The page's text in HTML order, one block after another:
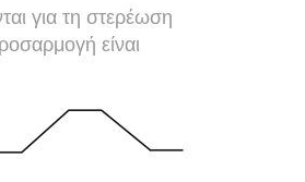
για τη στερέωση
είναι